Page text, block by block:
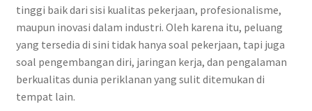
tinggi baik dari sisi kualitas pekerjaan, profesionalisme,
maupun inovasi dalam industri. Oleh karena itu, peluang
yang tersedia di sini tidak hanya soal pekerjaan, tapi juga
soal pengembangan diri, jaringan kerja, dan pengalaman
berkualitas dunia periklanan yang sulit ditemukan di
tempat lain.